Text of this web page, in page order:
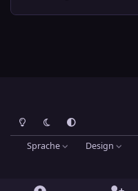
Heller ModusDunkler ModusSystemeinstellung
Sprache Design